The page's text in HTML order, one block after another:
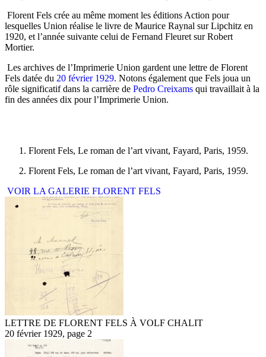
Florent Fels crée au même moment les éditions Action pour
lesquelles Union réalise le livre de Maurice Raynal sur Lipchitz en
1920, et l’année suivante celui de Fernand Fleuret sur Robert
Mortier.
Les archives de l’Imprimerie Union gardent une lettre de Florent
Fels datée du 20 février 1929. Notons également que Fels joua un
rôle significatif dans la carrière de Pedro Creixams qui travaillait à la
fin des années dix pour l’Imprimerie Union.
Florent Fels, Le roman de l’art vivant, Fayard, Paris, 1959.
Florent Fels, Le roman de l’art vivant, Fayard, Paris, 1959.
VOIR LA GALERIE FLORENT FELS
LETTRE DE FLORENT FELS À VOLF CHALIT
20 février 1929, page 2